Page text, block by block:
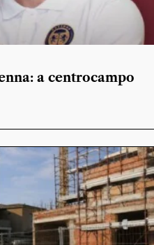
a centrocampo